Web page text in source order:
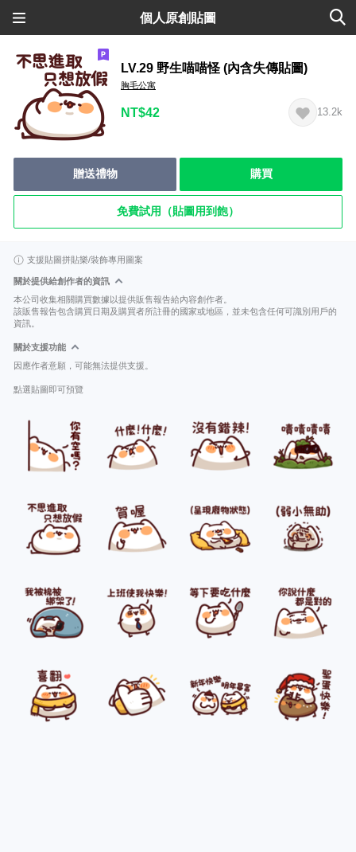
個人原創貼圖
LV.29 野生喵喵怪 (內含失傳貼圖)
胸毛公寓
NT$42 13.2k
贈送禮物 購買
免費試用（貼圖用到飽）
支援貼圖拼貼樂/裝飾專用圖案
關於提供給創作者的資訊
本公司收集相關購買數據以提供販售報告給內容創作者。
該販售報告包含購買日期及購買者所註冊的國家或地區，並未包含任何可識別用戶的
資訊。
關於支援功能
因應作者意願，可能無法提供支援。
點選貼圖即可預覽